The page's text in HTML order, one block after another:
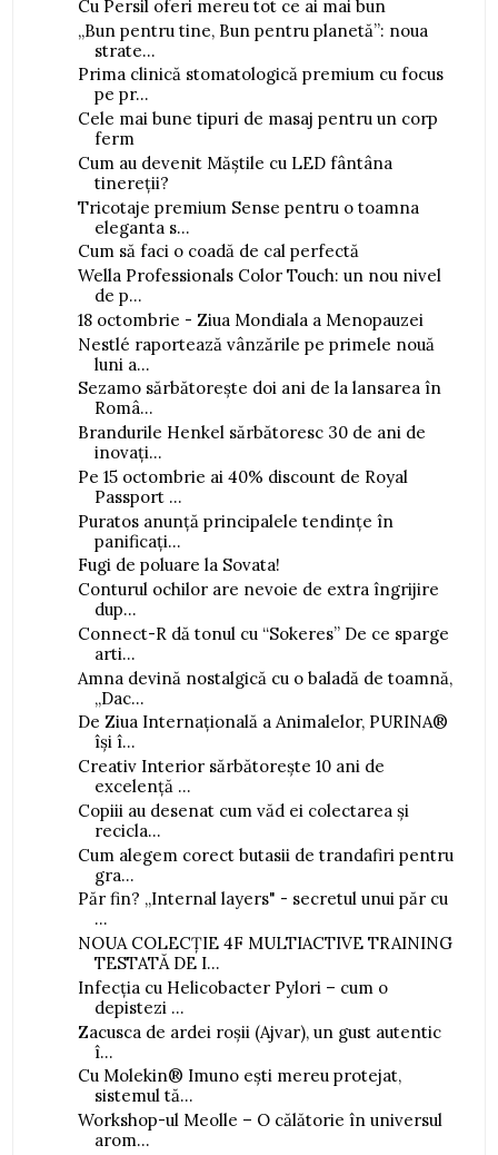
Cu Persil oferi mereu tot ce ai mai bun
„Bun pentru tine, Bun pentru planetă”: noua
strate...
Prima clinică stomatologică premium cu focus
pe pr...
Cele mai bune tipuri de masaj pentru un corp
ferm
Cum au devenit Măștile cu LED fântâna
tinereții?
Tricotaje premium Sense pentru o toamna
eleganta s...
Cum să faci o coadă de cal perfectă
Wella Professionals Color Touch: un nou nivel
de p...
18 octombrie - Ziua Mondiala a Menopauzei
Nestlé raportează vânzările pe primele nouă
luni a...
Sezamo sărbătorește doi ani de la lansarea în
Româ...
Brandurile Henkel sărbătoresc 30 de ani de
inovați...
Pe 15 octombrie ai 40% discount de Royal
Passport ...
Puratos anunță principalele tendințe în
panificați...
Fugi de poluare la Sovata!
Conturul ochilor are nevoie de extra îngrijire
dup...
Connect-R dă tonul cu “Sokeres” De ce sparge
arti...
Amna devină nostalgică cu o baladă de toamnă,
„Dac...
De Ziua Internațională a Animalelor, PURINA®
își î...
Creativ Interior sărbătorește 10 ani de
excelență ...
Copiii au desenat cum văd ei colectarea și
recicla...
Cum alegem corect butasii de trandafiri pentru
gra...
Păr fin? „Internal layers" - secretul unui păr cu
...
NOUA COLECȚIE 4F MULTIACTIVE TRAINING
TESTATĂ DE I...
Infecția cu Helicobacter Pylori – cum o
depistezi ...
Zacusca de ardei roșii (Ajvar), un gust autentic
î...
Cu Molekin® Imuno ești mereu protejat,
sistemul tă...
Workshop-ul Meolle – O călătorie în universul
arom...